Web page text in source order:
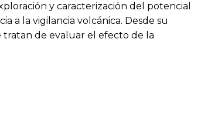
y caracterización del potencial
a la vigilancia volcánica. Desde su
tratan de evaluar el efecto de la